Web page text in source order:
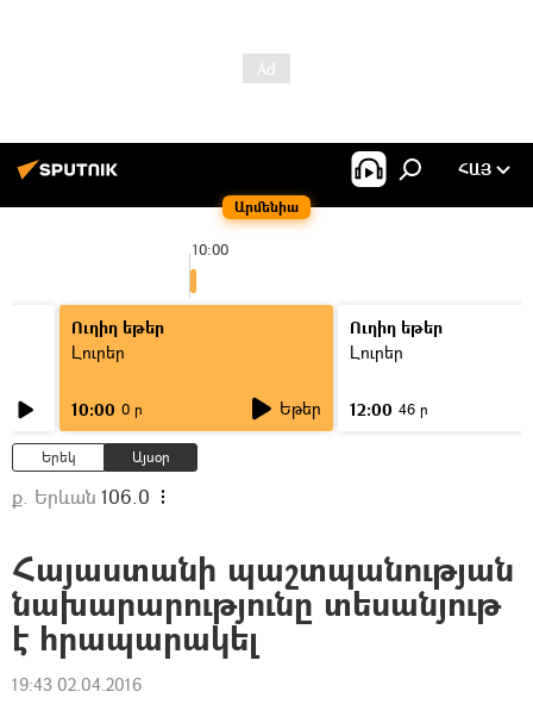
Արմենիա
ՀԱՅ
10:00
Ուղիղ եթեր
Լուրեր
10:00 0 ր Եթեր
Ուղիղ եթեր
Լուրեր
12:00 46 ր
Երեկ Այսօր
ք. Երևան 106.0
Հայաստանի պաշտպանության
նախարարությունը տեսանյութ
է հրապարակել
19:43 02.04.2016